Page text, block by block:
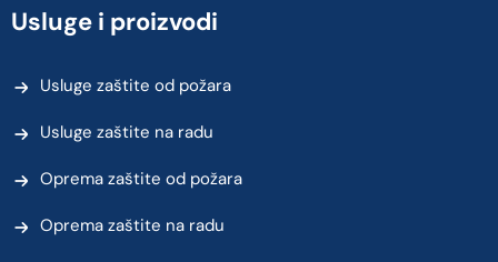
Usluge i proizvodi
Usluge zaštite od požara
Usluge zaštite na radu
Oprema zaštite od požara
Oprema zaštite na radu